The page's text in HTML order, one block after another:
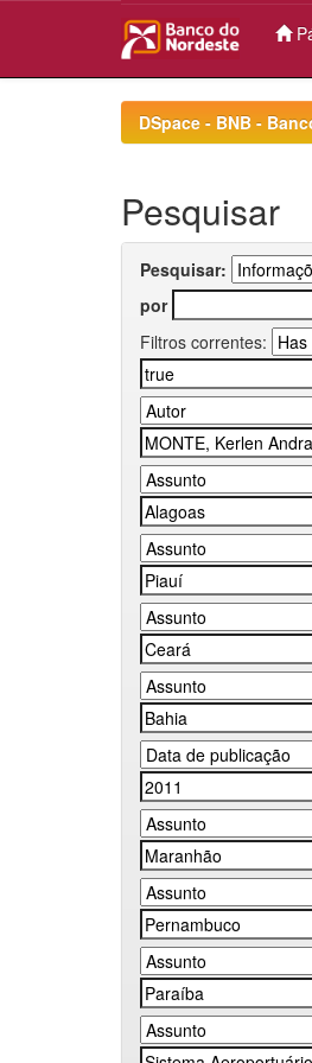
DSpace - BNB -
Pesquisar
Pesquisar:
por
Filtros correntes: